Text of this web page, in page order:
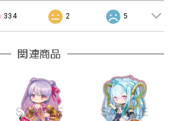
334 2 5
関連商品